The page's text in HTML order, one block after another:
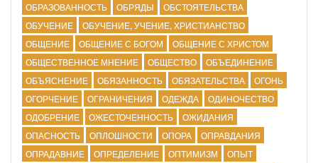
ОБРАЗОВАННОСТЬ
ОБРЯДЫ
ОБСТОЯТЕЛЬСТВА
ОБУЧЕНИЕ
ОБУЧЕНИЕ, УЧЕНИЕ, ХРИСТИАНСТВО
ОБЩЕНИЕ
ОБЩЕНИЕ С БОГОМ
ОБЩЕНИЕ С ХРИСТОМ
ОБЩЕСТВЕННОЕ МНЕНИЕ
ОБЩЕСТВО
ОБЪЕДИНЕНИЕ
ОБЪЯСНЕНИЕ
ОБЯЗАННОСТЬ ОБЯЗАТЕЛЬСТВА
ОГОНЬ
ОГОРЧЕНИЕ
ОГРАНИЧЕНИЯ ОДЕЖДА
ОДИНОЧЕСТВО
ОДОБРЕНИЕ
ОЖЕСТОЧЕННОСТЬ
ОЖИДАНИЯ
ОПАСНОСТЬ
ОПЛОШНОСТИ ОПОРА
ОПРАВДАНИЯ
ОПРАДАВНИЕ
ОПРЕДЕЛЕНИЕ ОПТИМИЗМ
ОПЫТ